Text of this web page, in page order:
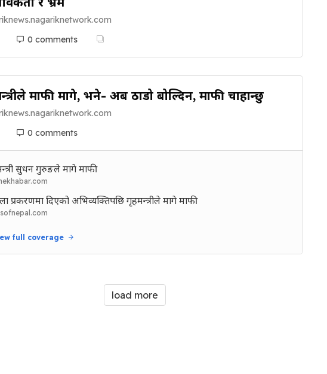
0 comments
माफी मागे, भने- अब ठाडो बोल्दिन, माफी चाहान्छु
0 comments
सुधन गुरुङले मागे माफी
प्रकरणमा दिएको अभिव्यक्तिपछि गृहमन्त्रीले मागे माफी
full coverage
load more